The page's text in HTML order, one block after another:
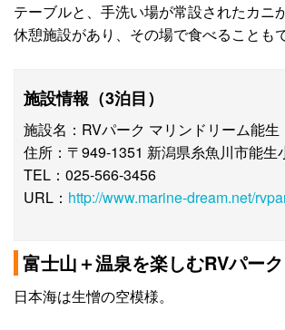
テーブルと、手洗い場が常設されたカニ
休憩施設があり、その場で食べることも
施設情報（3泊目）
施設名：RVパーク マリンドリーム能生
住所：〒949-1351 新潟県糸魚川市能生
TEL：025-566-3456
URL： http://www.marine-dream.net/
富士山＋温泉を楽しむRVパーク
日本海は生憎の空模様。